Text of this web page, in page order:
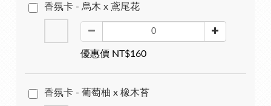
香氛卡 - 烏木 x 鳶尾花
優惠價 NT$160
香氛卡 - 葡萄柚 x 橡木苔